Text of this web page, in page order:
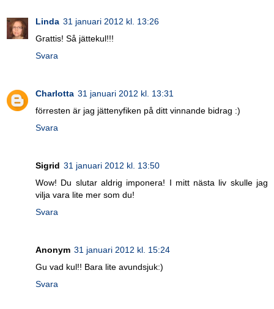
Linda 31 januari 2012 kl. 13:26
Grattis! Så jättekul!!!
Svara
Charlotta 31 januari 2012 kl. 13:31
förresten är jag jättenyfiken på ditt vinnande bidrag :)
Svara
Sigrid 31 januari 2012 kl. 13:50
Wow! Du slutar aldrig imponera! I mitt nästa liv skulle jag
vilja vara lite mer som du!
Svara
Anonym 31 januari 2012 kl. 15:24
Gu vad kul!! Bara lite avundsjuk:)
Svara